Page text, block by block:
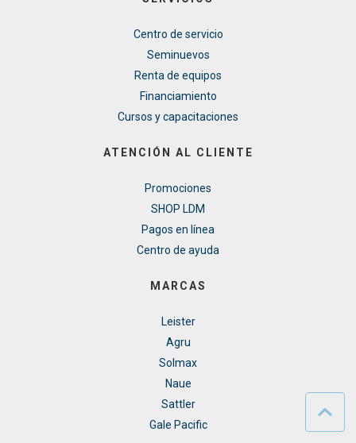
Centro de servicio
Seminuevos
Renta de equipos
Financiamiento
Cursos y capacitaciones
ATENCIÓN AL CLIENTE
Promociones
SHOP LDM
Pagos en línea
Centro de ayuda
MARCAS
Leister
Agru
Solmax
Naue
Sattler
Gale Pacific